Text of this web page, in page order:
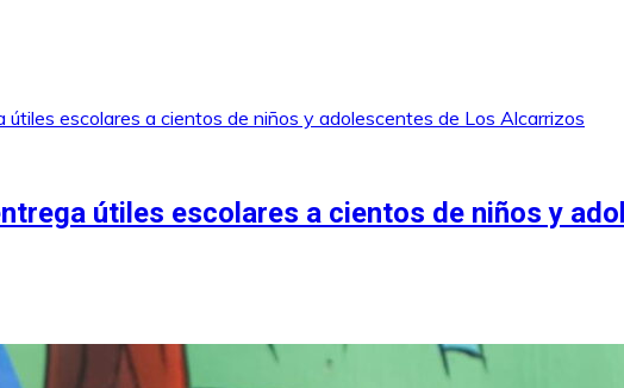
útiles escolares a cientos de niños y